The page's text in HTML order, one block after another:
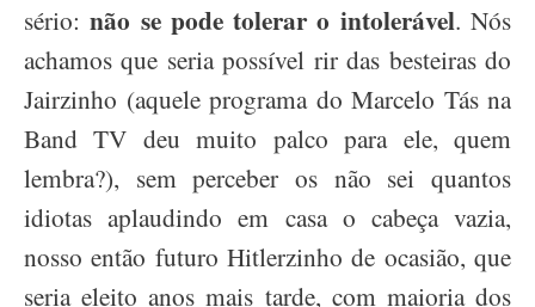
sério:não se pode tolerar o intolerável. Nós
achamos que seria possível rir das besteiras do
Jairzinho (aquele programa do Marcelo Tás na
Band TV deu muito palco para ele, quem
lembra?), sem perceber os não sei quantos
idiotas aplaudindo em casa o cabeça vazia,
nosso então futuro Hitlerzinho de ocasião, que
seria eleito anos mais tarde, com maioria dos